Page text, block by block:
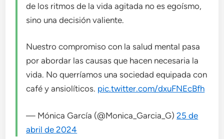
de los ritmos de la vida agitada no es egoísmo,
sino una decisión valiente.
Nuestro compromiso con la salud mental pasa
por abordar las causas que hacen necesaria la
vida. No querríamos una sociedad equipada con
café y ansiolíticos. pic.twitter.com/dxuFNEcBfh
— Mónica García (@Monica_Garcia_G)25 de
abril de 2024